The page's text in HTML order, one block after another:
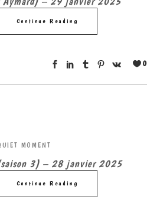
Continue Reading
0
MOMENT
3) – 28 janvier 2025
Continue Reading